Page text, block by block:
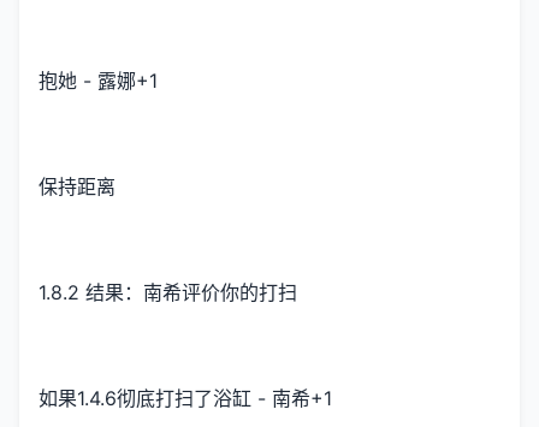
抱她 - 露娜+1
保持距离
1.8.2 结果：南希评价你的打扫
如果1.4.6彻底打扫了浴缸 - 南希+1